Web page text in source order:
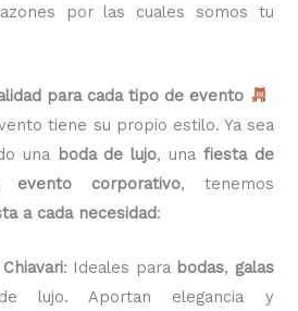
por las cuales somos tu
para cada tipo de evento
tiene su propio estilo. Ya sea
una boda de lujo, una fiesta de
evento corporativo, tenemos
a cada necesidad:
: Ideales para bodas, galas
lujo. Aportan elegancia y